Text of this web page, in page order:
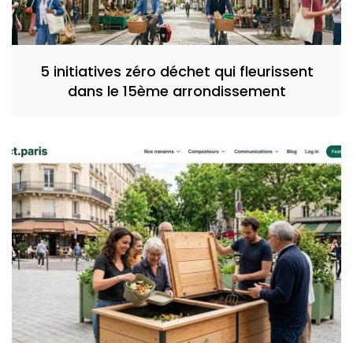
5 initiatives zéro déchet qui fleurissent
dans le 15ème arrondissement